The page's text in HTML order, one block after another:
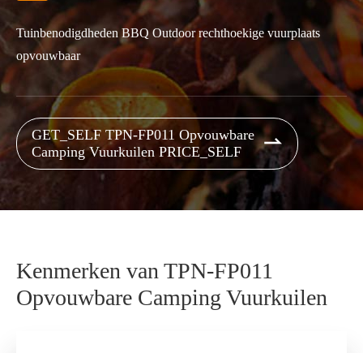
Tuinbenodigdheden BBQ Outdoor rechthoekige vuurplaats
opvouwbaar
GET_SELF TPN-FP011 Opvouwbare
Camping Vuurkuilen PRICE_SELF

Kenmerken van TPN-FP011
Opvouwbare Camping Vuurkuilen